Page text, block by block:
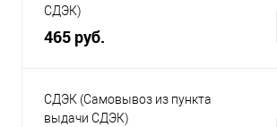
СДЭК)
465 руб.
СДЭК (Самовывоз из пункта
выдачи СДЭК)